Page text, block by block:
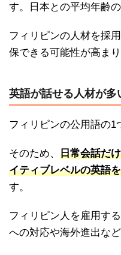
す。日本との平均年齢
フィリピンの人材を採
保できる可能性が高まり
英語が話せる人材が多
フィリピンの公用語の1
そのため、 日常会話だ
イティブレベルの英語
す。
フィリピン人を雇用す
への対応や海外進出な